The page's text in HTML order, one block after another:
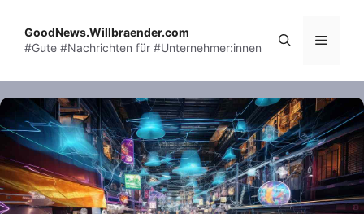
content
GoodNews.Willbraender.com
#Gute #Nachrichten für #Unternehmer:innen
Menu